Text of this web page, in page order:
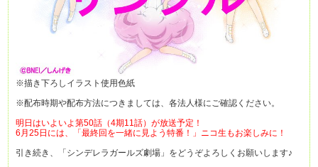
※描き下ろしイラスト使用色紙
※配布時期や配布方法につきましては、各法人様にご確認ください。
明日はいよいよ第50話（4期11話）が放送予定！
6月25日には、「最終回を一緒に見よう特番！」ニコ生もお楽しみに！
引き続き、「シンデレラガールズ劇場」をどうぞよろしくお願いします♪